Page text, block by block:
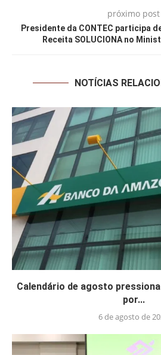
próximo post
Presidente da CONTEC participa
Receita SOLUCIONA no
NOTÍCIAS
Calendário de agosto
por...
6 de agosto de